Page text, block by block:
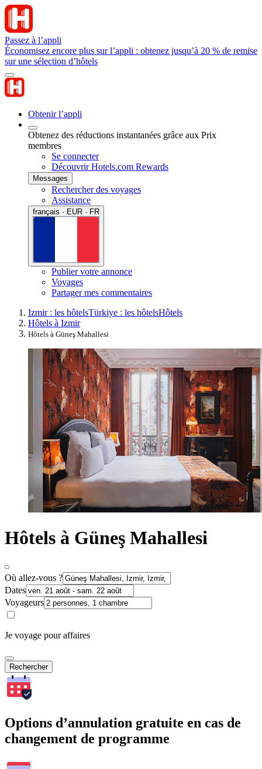
Passez à l’appli
Économisez encore plus sur l’appli : obtenez jusqu’à 20 % de remise
sur une sélection d’hôtels
Obtenir l’appli
Obtenez des réductions instantanées grâce aux Prix
membres
Se connecter
Découvrir Hotels.com Rewards
Messages
Rechercher des voyages
Assistance
français · EUR · FR
Publier votre annonce
Voyages
Partager mes commentaires
Izmir : les hôtelsTürkiye : les hôtelsHôtels
Hôtels à Izmir
Hôtels à Güneş Mahallesi
Hôtels à Güneş Mahallesi
Où allez-vous ?
Dates
Voyageurs
Je voyage pour affaires
Rechercher
Options d’annulation gratuite en cas de
changement de programme